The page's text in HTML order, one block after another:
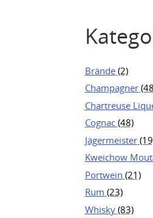
Brände (2)
Champagner
Chartreuse
Cognac (48)
Jägermeister
Kweichow
Portwein (21)
Rum (23)
Whisky (83)